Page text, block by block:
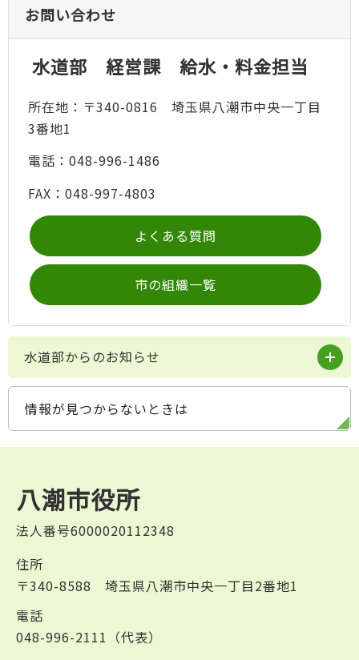
お問い合わせ
水道部 経営課 給水・料金担当
所在地：〒340-0816 埼玉県八潮市中央一丁目
3番地1
電話：048-996-1486
FAX：048-997-4803
よくある質問
市の組織一覧
水道部からのお知らせ
情報が見つからないときは
八潮市役所
法人番号6000020112348
住所
〒340-8588 埼玉県八潮市中央一丁目2番地1
電話
048-996-2111（代表）